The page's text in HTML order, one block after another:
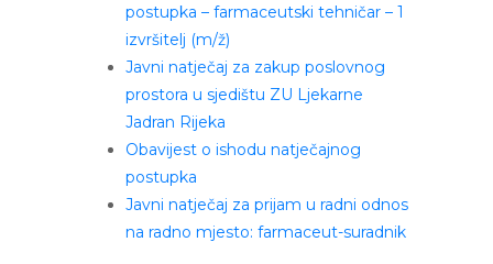
postupka – farmaceutski tehničar – 1
izvršitelj (m/ž)
Javni natječaj za zakup poslovnog
prostora u sjedištu ZU Ljekarne
Jadran Rijeka
Obavijest o ishodu natječajnog
postupka
Javni natječaj za prijam u radni odnos
na radno mjesto: farmaceut-suradnik